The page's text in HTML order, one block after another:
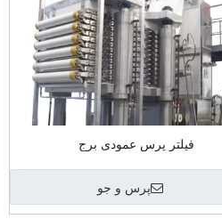
فیلتر پرس عمودی برج
پرس و جو